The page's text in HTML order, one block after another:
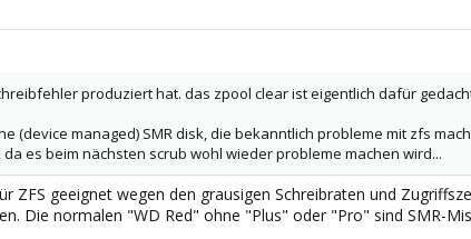
produziert hat. das zpool clear ist eigentlich dafür
(device managed) SMR disk, die bekanntlich probleme mit zfs
es beim nächsten scrub wohl wieder probleme machen wird...
ZFS geeignet wegen den grausigen Schreibraten und
Die normalen "WD Red" ohne "Plus" oder "Pro" sind SMR-